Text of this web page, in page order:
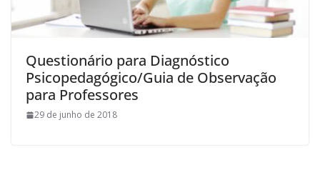
Questionário para Diagnóstico
Psicopedagógico/Guia de Observação
para Professores
29 de junho de 2018